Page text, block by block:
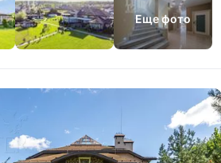
Еще фото